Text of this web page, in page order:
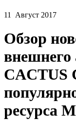
11 Август 2017
Обзор
внешнего
CACTUS
ресурса